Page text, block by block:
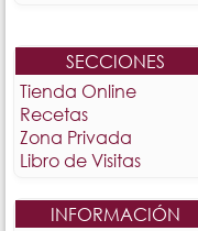
SECCIONES
Tienda Online
Recetas
Zona Privada
Libro de Visitas
INFORMACIÓN